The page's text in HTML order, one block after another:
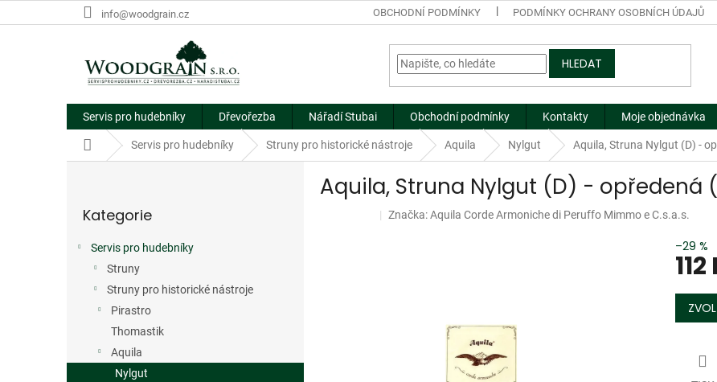
na
info@woodgrain.cz OBCHODNÍ PODMÍNKY PODMÍNKY OCHRANY OSOBNÍCH ÚDAJŮ
HLEDAT
Servis pro hudebníky Dřevořezba Nářadí Stubai Obchodní podmínky Kontakty Moje objednávka
Domů Servis pro hudebníky Struny pro historické nástroje Aquila Nylgut Aquila, Struna Nylgut (D) -
n
kategorie
Kategorie
Servis pro hudebníky
Struny
Struny pro historické nástroje
Pirastro
Thomastik
Aquila
Nylgut
Aquila, Struna Nylgut (D) - opředená
Značka:Aquila Corde Armoniche di Peruffo Mimmo e C.s.a.s.
–29 %
Měrná
cena: